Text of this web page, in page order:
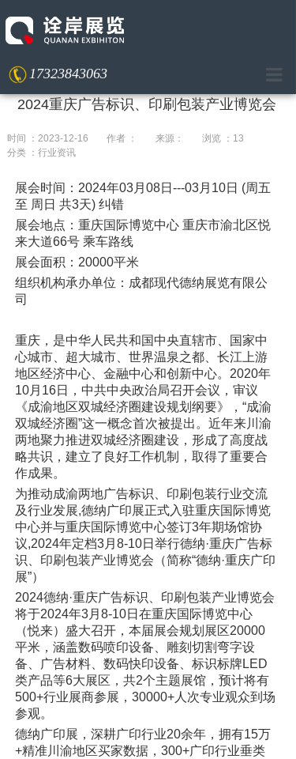
首页
案例
新闻
17323843063
2024重庆广告标识、印刷包装产业博览会
时间 ：2023-12-16 作者 ： 来源：
浏览 ：13
分类 ：行业资讯
展会时间：2024年03月08日---03月10日 (周五
至 周日 共3天) 纠错
展会地点：重庆国际博览中心 重庆市渝北区悦
来大道66号 乘车路线
展会面积：20000平米
组织机构承办单位：成都现代德纳展览有限公
司
重庆，是中华人民共和国中央直辖市、国家中
心城市、超大城市、世界温泉之都、长江上游
地区经济中心、金融中心和创新中心。2020年
10月16日，中共中央政治局召开会议，审议
《成渝地区双城经济圈建设规划纲要》，“成渝
双城经济圈”这一概念首次被提出。近年来川渝
两地聚力推进双城经济圈建设，形成了高度战
略共识，建立了良好工作机制，取得了重要合
作成果。
为推动成渝两地广告标识、印刷包装行业交流
及行业发展,德纳广印展正式入驻重庆国际博览
中心并与重庆国际博览中心签订3年期场馆协
议,2024年定档3月8-10日举行德纳·重庆广告标
识、印刷包装产业博览会（简称“德纳·重庆广印
展”）
2024德纳·重庆广告标识、印刷包装产业博览会
将于2024年3月8-10日在重庆国际博览中心
（悦来）盛大召开，本届展会规划展区20000
平米，涵盖数码喷印设备、雕刻切割弯字设
备、广告材料、数码快印设备、标识标牌LED
类产品等6大展区，共2个主题展馆，预计将有
500+行业展商参展，30000+人次专业观众到场
参观。
德纳广印展，深耕广印行业20余年，拥有15万
+精准川渝地区买家数据，300+广印行业垂类